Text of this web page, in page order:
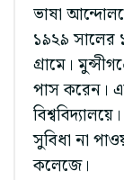
ভাষা
১৯২৯ সালের
গ্রামে।
পাস করেন।
সুবিধা না
কলেজে।